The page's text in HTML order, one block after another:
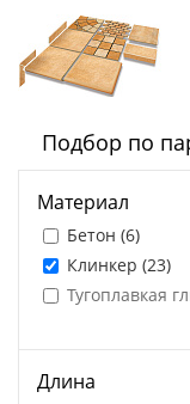
Подбор по
Материал
Бетон (6)
Клинкер (23)
Тугоплавкая
Длина